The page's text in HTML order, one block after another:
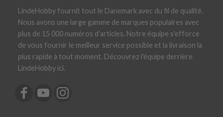
LindeHobby fournit tout le Danemark avec du fil de qualité.
Nous avons une large gamme de marques populaires avec
plus de 15 000 numéros d'articles. Notre équipe s'efforce
de vous fournir le meilleur service possible et la livraison la
plus rapide à tout moment. Découvrez l'équipe derrière
LindeHobby ici.